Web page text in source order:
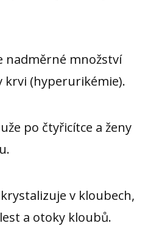
nadměrné množství
krvi (hyperurikémie).
po čtyřicítce a ženy
v kloubech,
a otoky kloubů.